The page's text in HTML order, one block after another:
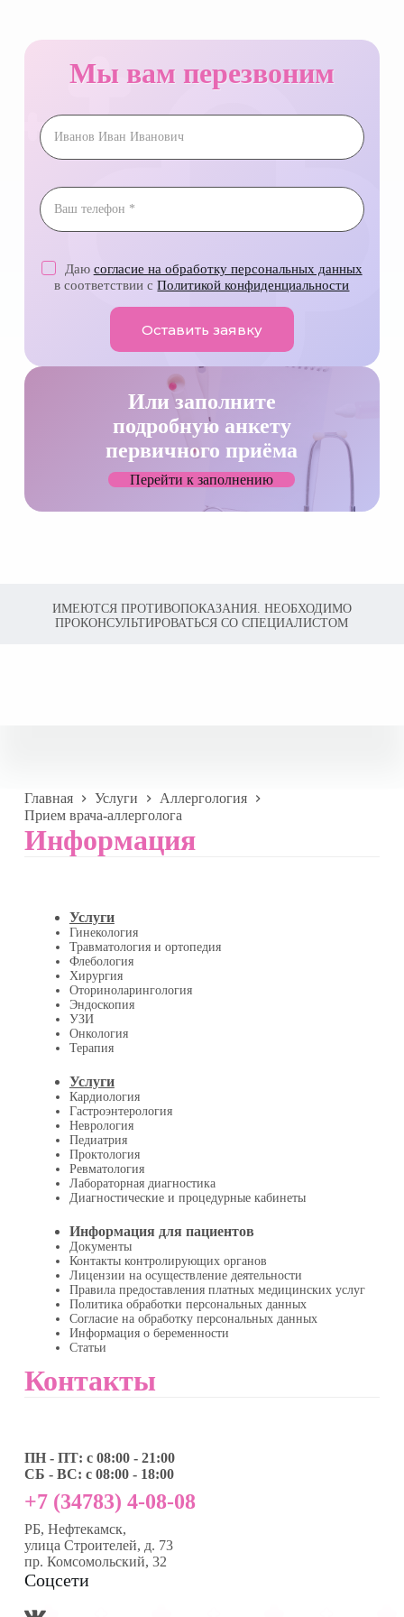
Мы вам перезвоним
Даю согласие на обработку персональных данных
в соответствии сПолитикой конфиденциальности
Оставить заявку
Или заполните
подробную анкету
первичного приёма
Перейти к заполнению
ИМЕЮТСЯ ПРОТИВОПОКАЗАНИЯ. НЕОБХОДИМО
ПРОКОНСУЛЬТИРОВАТЬСЯ СО СПЕЦИАЛИСТОМ
Главная Услуги
Аллергология
Прием врача-аллерголога
Информация
Услуги
Гинекология
Травматология и ортопедия
Флебология
Хирургия
Оториноларингология
Эндоскопия
УЗИ
Онкология
Терапия
Услуги
Кардиология
Гастроэнтерология
Неврология
Педиатрия
Проктология
Ревматология
Лабораторная диагностика
Диагностические и процедурные кабинеты
Информация для пациентов
Документы
Контакты контролирующих органов
Лицензии на осуществление деятельности
Правила предоставления платных медицинских услуг
Политика обработки персональных данных
Согласие на обработку персональных данных
Информация о беременности
Статьи
Контакты
ПН - ПТ: с 08:00 - 21:00
СБ - ВС: с 08:00 - 18:00
+7 (34783) 4-08-08
РБ, Нефтекамск,
улица Строителей, д. 73
пр. Комсомольский, 32
Соцсети